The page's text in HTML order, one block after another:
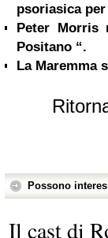
psoriasica
Peter Morris
Positano “.
La Maremma
Possono
Il cast di